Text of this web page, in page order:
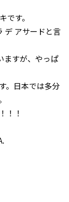
す。
デ アサードと言
ますが、やっぱ
。日本では多分
！！